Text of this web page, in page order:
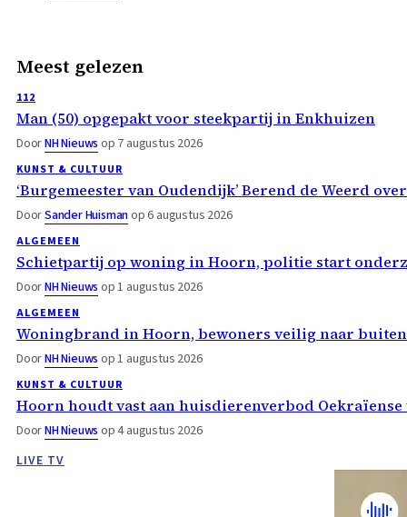
Meest gelezen
112
Man (50) opgepakt voor steekpartij in Enkhuizen
DoorNH Nieuws op 7 augustus 2026
KUNST & CULTUUR
‘Burgemeester van Oudendijk’ Berend de Weerd
DoorSander Huismanop 6 augustus 2026
ALGEMEEN
Schietpartij op woning in Hoorn, politie start
DoorNH Nieuws op 1 augustus 2026
ALGEMEEN
Woningbrand in Hoorn, bewoners veilig naar buiten
DoorNH Nieuws op 1 augustus 2026
KUNST & CULTUUR
Hoorn houdt vast aan huisdierenverbod
DoorNH Nieuws op 4 augustus 2026
LIVE TV